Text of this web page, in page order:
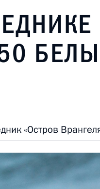
«Остров